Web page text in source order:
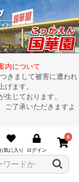
内について
きまして被害に遭われ
げます。
じております。
ご了承いただきますよ
気に入り ログイン
0